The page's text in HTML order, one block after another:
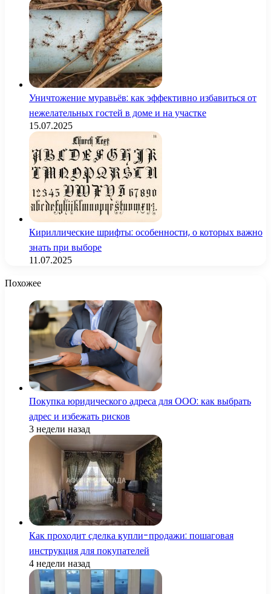
Уничтожение муравьёв: как эффективно избавиться от
нежелательных гостей в доме и на участке
15.07.2025
Кириллические шрифты: особенности, о которых важно
знать при выборе
11.07.2025
Похожее
Покупка юридического адреса для ООО: как выбрать
адрес и избежать рисков
3 недели назад
Как проходит сделка купли-продажи: пошаговая
инструкция для покупателей
4 недели назад